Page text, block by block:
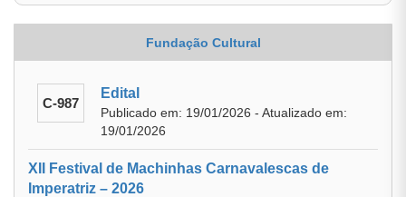
Fundação Cultural
C-987
Edital
Publicado em: 19/01/2026 - Atualizado em:
19/01/2026
XII Festival de Machinhas Carnavalescas de
Imperatriz – 2026